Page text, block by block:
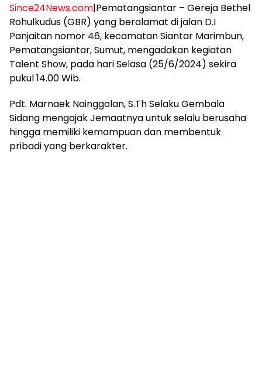
Since24News.com|Pematangsiantar – Gereja Bethel
Rohulkudus (GBR) yang beralamat di jalan D.I
Panjaitan nomor 46, kecamatan Siantar Marimbun,
Pematangsiantar, Sumut, mengadakan kegiatan
Talent Show, pada hari Selasa (25/6/2024) sekira
pukul 14.00 Wib.
Pdt. Marnaek Nainggolan, S.Th Selaku Gembala
Sidang mengajak Jemaatnya untuk selalu berusaha
hingga memiliki kemampuan dan membentuk
pribadi yang berkarakter.